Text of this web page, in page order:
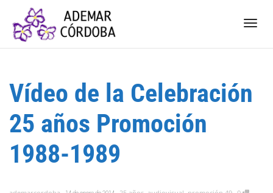
Vídeo de la Celebración
25 años Promoción
1988-1989